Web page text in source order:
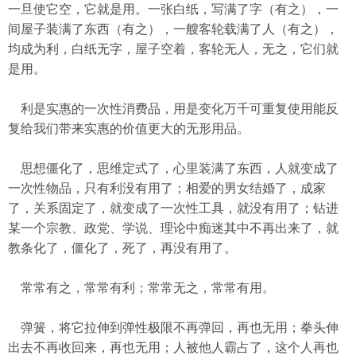
一旦使它空，它就是用。一张白纸，写满了字（有之），一
间屋子装满了东西（有之），一艘客轮载满了人（有之），
均成为利，白纸无字，屋子空着，客轮无人，无之，它们就
是用。
利是实惠的一次性消费品，用是变化万千可重复使用能反
复给我们带来实惠的价值更大的无形用品。
思想僵化了，思维定式了，心里装满了东西，人就变成了
一次性物品，只有利没有用了；相爱的男女结婚了，成家
了，关系固定了，就变成了一次性工具，就没有用了；钻进
某一个宗教、政党、学说、理论中痴迷其中不再出来了，就
教条化了，僵化了，死了，再没有用了。
常常有之，常常有利；常常无之，常常有用。
弹簧，将它拉伸到弹性极限不再弹回，再也无用；拳头伸
出去不再收回来，再也无用；人被他人霸占了，这个人再也